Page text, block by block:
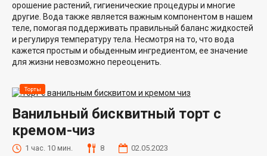
орошение растений, гигиенические процедуры и многие
другие. Вода также является важным компонентом в нашем
теле, помогая поддерживать правильный баланс жидкостей
и регулируя температуру тела. Несмотря на то, что вода
кажется простым и обыденным ингредиентом, ее значение
для жизни невозможно переоценить.
Торты
Ванильный бисквитный торт с
кремом-чиз
1 час. 10 мин. 8 02.05.2023